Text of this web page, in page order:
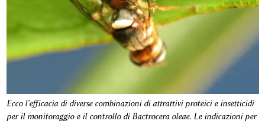
Ecco l'efficacia di diverse combinazioni di attrattivi proteici e insetticidi
per il monitoraggio e il controllo di Bactrocera oleae. Le indicazioni per